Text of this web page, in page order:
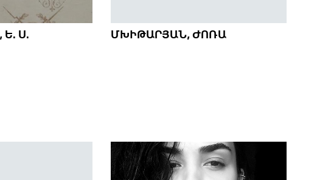
Ս. ՄԽԻԹԱՐՅԱՆ, ԺՈՌԱ